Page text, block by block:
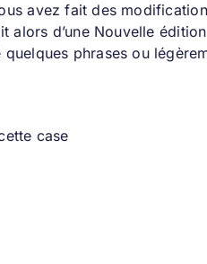
avez fait des
d’une Nouvelle
phrases ou
case